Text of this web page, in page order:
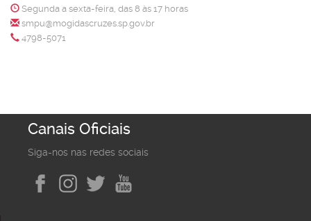
Segunda a sexta-feira, das 8 às 17 horas
smpu@mogidascruzes.sp.gov.br
4798-5071
Canais Oficiais
Siga-nos nas redes sociais